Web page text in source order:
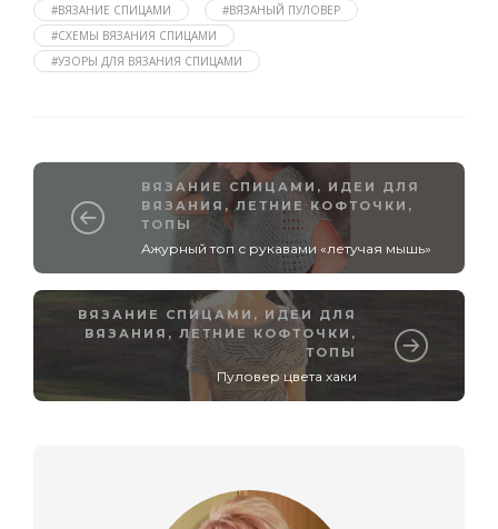
#ВЯЗАНИЕ СПИЦАМИ
#ВЯЗАНЫЙ ПУЛОВЕР
#СХЕМЫ ВЯЗАНИЯ СПИЦАМИ
#УЗОРЫ ДЛЯ ВЯЗАНИЯ СПИЦАМИ
ВЯЗАНИЕ СПИЦАМИ , ИДЕИ ДЛЯ
ВЯЗАНИЯ , ЛЕТНИЕ КОФТОЧКИ,
ТОПЫ
Ажурный топ с рукавами «летучая мышь»
ВЯЗАНИЕ СПИЦАМИ , ИДЕИ ДЛЯ
ВЯЗАНИЯ , ЛЕТНИЕ КОФТОЧКИ,
ТОПЫ
Пуловер цвета хаки